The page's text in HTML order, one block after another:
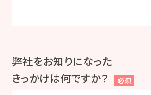
弊社をお知りになった
きっかけは何ですか？
必須